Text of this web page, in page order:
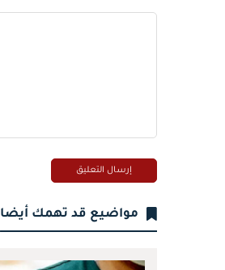
مواضيع قد تهمك أيضا